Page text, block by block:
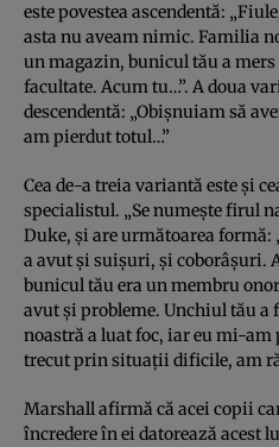
este povestea ascendentă:
asta nu aveam nimic. Familia
un magazin, bunicul tău a
facultate. Acum tu…”. A doua
descendentă: „Obişnuiam să
am pierdut totul…”
Cea de-a treia variantă este şi
specialistul. „Se numeşte firul
Duke, şi are următoarea
a avut şi suişuri, şi coborâşuri.
bunicul tău era un membru
avut şi probleme. Unchiul tău a
noastră a luat foc, iar eu mi-
trecut prin situaţii dificile, am
Marshall afirmă că acei copii
încredere în ei datorează acest